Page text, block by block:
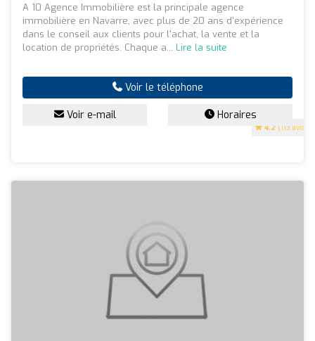
4.2 (113 avis)
A 10 Agence Immobilière est la principale agence
immobilière en Navarre, avec plus de 20 ans d'expérience
dans le conseil aux clients pour l'achat, la vente et la
location de propriétés. Chaque a... Lire la suite
Voir le téléphone
Voir e-mail Horaires